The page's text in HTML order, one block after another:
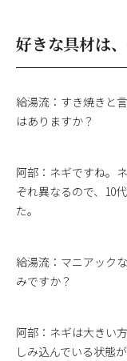
好きな具材は
給湯流：すき焼きと
はありますか？
阿部：ネギですね。
ぞれ異なるので、10
た。
給湯流：マニアック
みですか？
阿部：ネギは大きい
しみ込んでいる状態